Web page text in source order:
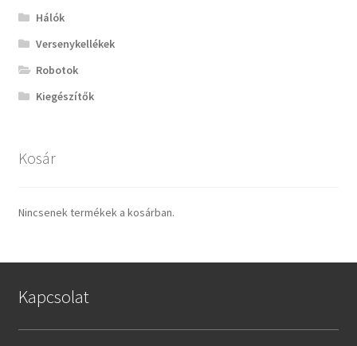
Hálók
Versenykellékek
Robotok
Kiegészítők
Kosár
Nincsenek termékek a kosárban.
Kapcsolat